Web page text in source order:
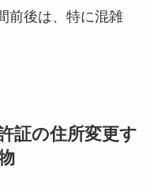
前後は、特に混雑
証の住所変更す